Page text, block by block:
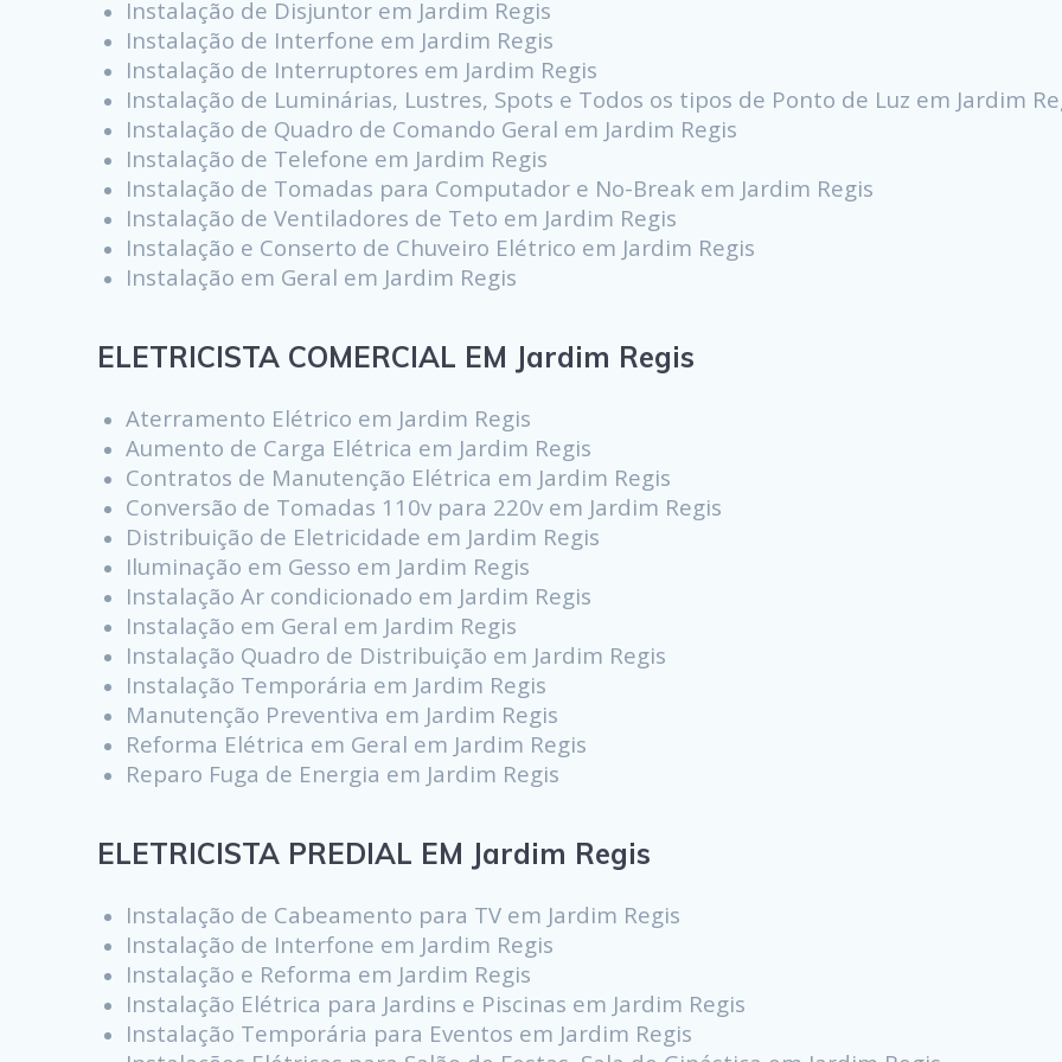
Instalação de Disjuntor em Jardim Regis
Instalação de Interfone em Jardim Regis
Instalação de Interruptores em Jardim Regis
Instalação de Luminárias, Lustres, Spots e Todos os tipos de Ponto de Luz em Jardim
Instalação de Quadro de Comando Geral em Jardim Regis
Instalação de Telefone em Jardim Regis
Instalação de Tomadas para Computador e No-Break em Jardim Regis
Instalação de Ventiladores de Teto em Jardim Regis
Instalação e Conserto de Chuveiro Elétrico em Jardim Regis
Instalação em Geral em Jardim Regis
ELETRICISTA COMERCIAL EM Jardim Regis
Aterramento Elétrico em Jardim Regis
Aumento de Carga Elétrica em Jardim Regis
Contratos de Manutenção Elétrica em Jardim Regis
Conversão de Tomadas 110v para 220v em Jardim Regis
Distribuição de Eletricidade em Jardim Regis
Iluminação em Gesso em Jardim Regis
Instalação Ar condicionado em Jardim Regis
Instalação em Geral em Jardim Regis
Instalação Quadro de Distribuição em Jardim Regis
Instalação Temporária em Jardim Regis
Manutenção Preventiva em Jardim Regis
Reforma Elétrica em Geral em Jardim Regis
Reparo Fuga de Energia em Jardim Regis
ELETRICISTA PREDIAL EM Jardim Regis
Instalação de Cabeamento para TV em Jardim Regis
Instalação de Interfone em Jardim Regis
Instalação e Reforma em Jardim Regis
Instalação Elétrica para Jardins e Piscinas em Jardim Regis
Instalação Temporária para Eventos em Jardim Regis